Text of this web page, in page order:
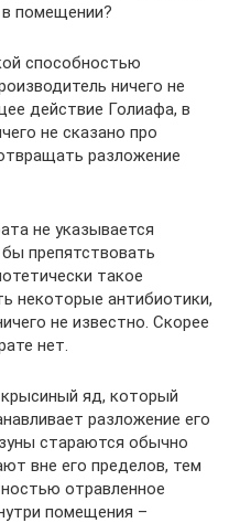
в помещении?
способностью
ничего не
действие Голиафа, в
не сказано про
разложение
не указывается
препятствовать
такое
некоторые антибиотики,
не известно. Скорее
нет.
яд, который
разложение его
стараются обычно
вне его пределов, тем
отравленное
помещения –